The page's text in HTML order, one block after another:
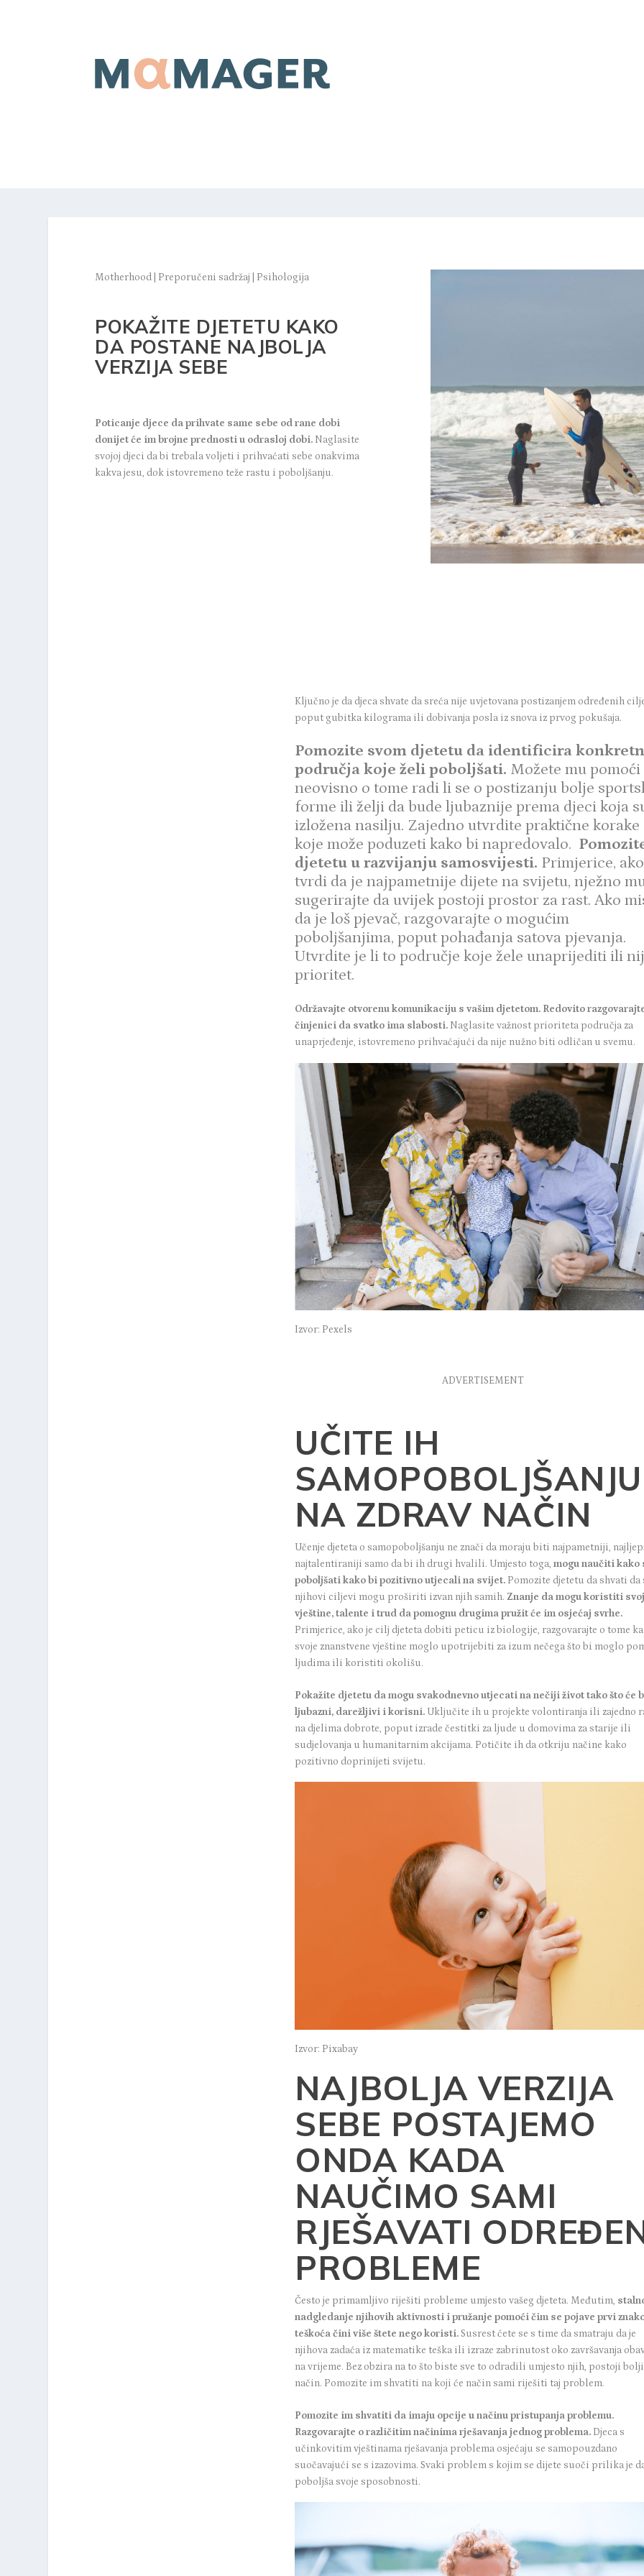
Motherhood Preporučeni sadržaj Psihologija
POKAŽITE DJETETU KAKO
DA POSTANE NAJBOLJA
VERZIJA SEBE
Poticanje djece da prihvate same sebe od rane dobi
donijet će im brojne prednosti u odrasloj dobi. Naglasite
svojoj djeci da bi trebala voljeti i prihvaćati sebe onakvima
kakva jesu, dok istovremeno teže rastu i poboljšanju.
Ključno je da djeca shvate da sreća nije uvjetovana postizanjem određenih
poput gubitka kilograma ili dobivanja posla iz snova iz prvog pokušaja.
Pomozite svom djetetu da identificira
područja koje želi poboljšati. Možete mu pomoći
neovisno o tome radi li se o postizanju bolje
forme ili želji da bude ljubaznije prema djeci koja
izložena nasilju. Zajedno utvrdite praktične korake
koje može poduzeti kako bi napredovalo.
djetetu u razvijanju samosvijesti. Primjerice, ako
tvrdi da je najpametnije dijete na svijetu, nježno
sugerirajte da uvijek postoji prostor za rast. Ako
da je loš pjevač, razgovarajte o mogućim
poboljšanjima, poput pohađanja satova pjevanja.
Utvrdite je li to područje koje žele unaprijediti ili
prioritet.
Održavajte otvorenu komunikaciju s vašim djetetom. Redovito
činjenici da svatko ima slabosti. Naglasite važnost prioriteta područja za
unaprjeđenje, istovremeno prihvaćajući da nije nužno biti odličan u svemu.
Izvor: Pexels
ADVERTISEMENT
UČITE IH
SAMOPOBOLJŠANJU
NA ZDRAV NAČIN
Učenje djeteta o samopoboljšanju ne znači da moraju biti najpametniji,
najtalentiraniji samo da bi ih drugi hvalili. Umjesto toga,mogu naučiti kako
poboljšati kako bi pozitivno utjecali na svijet. Pomozite djetetu da shvati da
njihovi ciljevi mogu proširiti izvan njih samih. Znanje da mogu koristiti
vještine, talente i trud da pomognu drugima pružit će im osjećaj svrhe.
Primjerice, ako je cilj djeteta dobiti peticu iz biologije, razgovarajte o tome
svoje znanstvene vještine moglo upotrijebiti za izum nečega što bi moglo
ljudima ili koristiti okolišu.
Pokažite djetetu da mogu svakodnevno utjecati na nečiji život tako što će
ljubazni, darežljivi i korisni. Uključite ih u projekte volontiranja ili zajedno
na djelima dobrote, poput izrade čestitki za ljude u domovima za starije ili
sudjelovanja u humanitarnim akcijama. Potičite ih da otkriju načine kako
pozitivno doprinijeti svijetu.
Izvor: Pixabay
NAJBOLJA VERZIJA
SEBE POSTAJEMO
ONDA KADA
NAUČIMO SAMI
RJEŠAVATI
PROBLEME
Često je primamljivo riješiti probleme umjesto vašeg djeteta. Međutim,
nadgledanje njihovih aktivnosti i pružanje pomoći čim se pojave prvi
teškoća čini više štete nego koristi.Susrest ćete se s time da smatraju da je
njihova zadaća iz matematike teška ili izraze zabrinutost oko završavanja
na vrijeme. Bez obzira na to što biste sve to odradili umjesto njih, postoji bolji
način. Pomozite im shvatiti na koji će način sami riješiti taj problem.
Pomozite im shvatiti da imaju opcije u načinu pristupanja problemu.
Razgovarajte o različitim načinima rješavanja jednog problema. Djeca s
učinkovitim vještinama rješavanja problema osjećaju se samopouzdano
suočavajući se s izazovima. Svaki problem s kojim se dijete suoči prilika je
poboljša svoje sposobnosti.